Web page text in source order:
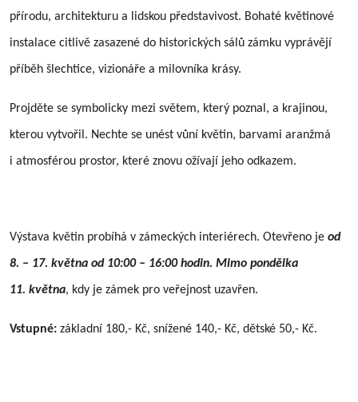
přírodu, architekturu a lidskou představivost. Bohaté květinové
instalace citlivě zasazené do historických sálů zámku vyprávějí
příběh šlechtice, vizionáře a milovníka krásy.
Projděte se symbolicky mezi světem, který poznal, a krajinou,
kterou vytvořil. Nechte se unést vůní květin, barvami aranžmá
i atmosférou prostor, které znovu ožívají jeho odkazem.
Výstava květin probíhá v zámeckých interiérech. Otevřeno je od
8. – 17. května od 10:00 – 16:00 hodin. Mimo pondělka
11. května, kdy je zámek pro veřejnost uzavřen.
Vstupné: základní 180,- Kč, snížené 140,- Kč, dětské 50,- Kč.